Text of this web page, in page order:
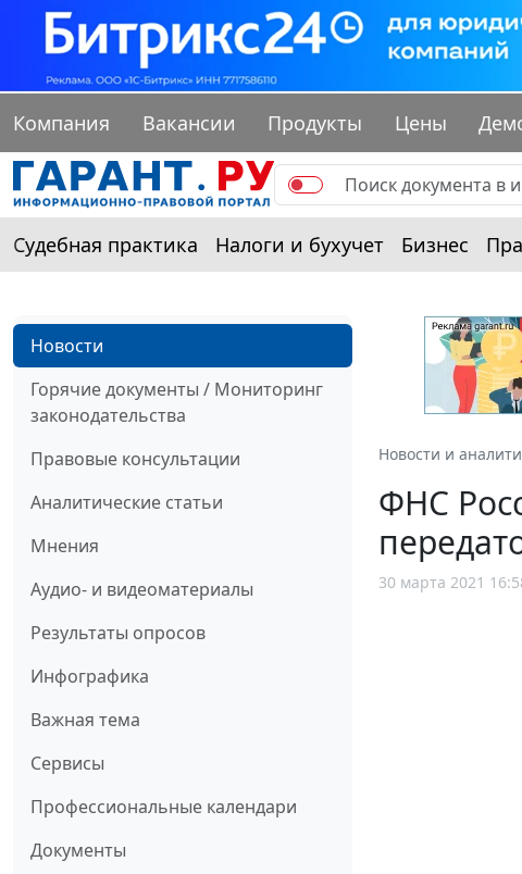
Компания Вакансии Продукты Цены
Судебная практика Налоги и бухучет Бизнес
Новости
Горячие документы / Мониторинг
законодательства
Правовые консультации
Аналитические статьи
Мнения
Аудио- и видеоматериалы
Результаты опросов
Инфографика
Важная тема
Сервисы
Профессиональные календари
Документы
Новости и
ФНС
30 марта 2021